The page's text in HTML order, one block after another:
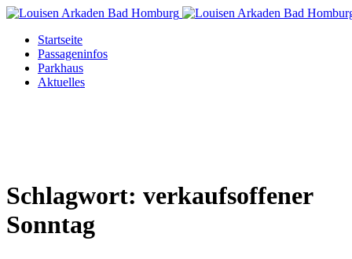
Startseite
Passageninfos
Parkhaus
Aktuelles
Schlagwort: verkaufsoffener
Sonntag